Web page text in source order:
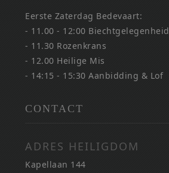
Eerste Zaterdag Bedevaart:
- 11.00 - 12:00 Biechtgelegenheid
- 11.30 Rozenkrans
- 12.00 Heilige Mis
- 14:15 - 15:30 Aanbidding & Lof
CONTACT
ADRES HEILIGDOM
Kapellaan 144